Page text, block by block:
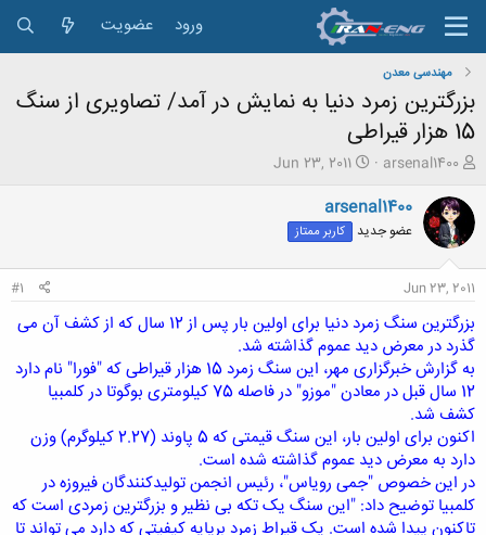
ورود عضویت
مهندسی معدن
بزرگترین زمرد دنیا به نمایش در آمد/ تصاویری از سنگ
15 هزار قیراطی
ش
و
ع
ک
ن
د
ه
م
و
ض
و
ع
arsenal1400
ت
ر
ی
خ
ع
Jun 23, 2011
arsenal1400
عضو جدید کاربر ممتاز
Jun 23, 2011
#1
بزرگترین سنگ زمرد دنیا برای اولین بار پس از 12 سال که از کشف آن می
گذرد در معرض دید عموم گذاشته شد.
به گزارش خبرگزاری مهر، این سنگ زمرد 15 هزار قیراطی که "فورا" نام دارد
12 سال قبل در معادن "موزو" در فاصله 75 کیلومتری بوگوتا در کلمبیا
کشف شد.
اکنون برای اولین بار، این سنگ قیمتی که 5 پاوند (2.27 کیلوگرم) وزن
دارد به معرض دید عموم گذاشته شده است.
در این خصوص "جمی رویاس"، رئیس انجمن تولیدکنندگان فیروزه در
کلمبیا توضیح داد: "این سنگ یک تکه بی نظیر و بزرگترین زمردی است که
تاکنون پیدا شده است. یک قیراط زمرد برپایه کیفیتی که دارد می تواند تا